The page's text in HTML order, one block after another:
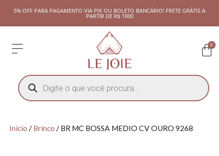
5% OFF PARA PAGAMENTO VIA PIX OU BOLETO BANCÁRIO! FRETE GRÁTIS A
PARTIR DE R$ 1000
0
Início / Brinco / BR MC BOSSA MEDIO CV OURO 9268